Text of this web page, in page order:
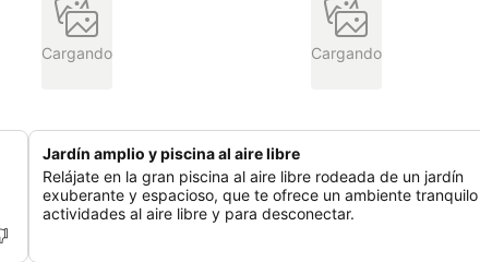
Cargando Cargando
Jardín amplio y piscina al aire libre
Relájate en la gran piscina al aire libre rodeada de un jardín
exuberante y espacioso, que te ofrece un ambiente
actividades al aire libre y para desconectar.